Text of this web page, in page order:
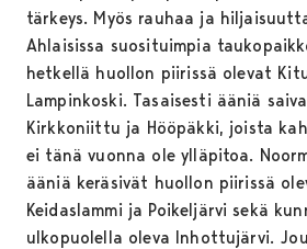
tärkeys. Myös rauhaa ja
Ahlaisissa suosituimpia
hetkellä huollon piirissä olevat
Lampinkoski. Tasaisesti ääniä
Kirkkoniittu ja Hööpäkki, joista
ei tänä vuonna ole ylläpitoa.
ääniä keräsivät huollon piirissä
Keidaslammi ja Poikeljärvi sekä
ulkopuolella oleva Inhottujärvi.